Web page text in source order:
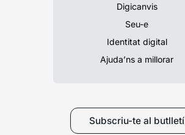
Digicanvis
Seu-e
Identitat digital
Ajuda’ns a millorar
Subscriu-te al butlletí